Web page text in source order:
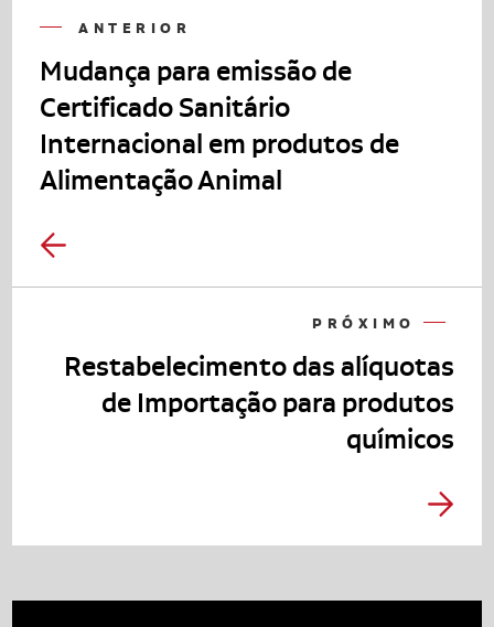
ANTERIOR
Mudança para emissão de
Certificado Sanitário
Internacional em produtos de
Alimentação Animal
PRÓXIMO
Restabelecimento das alíquotas
de Importação para produtos
químicos